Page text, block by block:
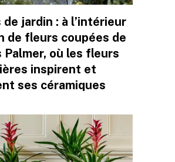
de jardin : à l’intérieur
de fleurs coupées de
Palmer, où les fleurs
inspirent et
ses céramiques